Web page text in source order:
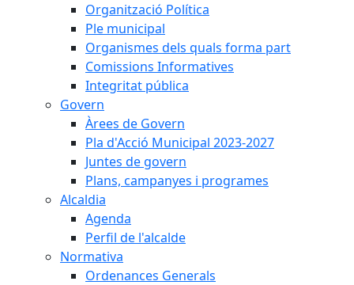
Organització Política
Ple municipal
Organismes dels quals forma part
Comissions Informatives
Integritat pública
Govern
Àrees de Govern
Pla d'Acció Municipal 2023-2027
Juntes de govern
Plans, campanyes i programes
Alcaldia
Agenda
Perfil de l'alcalde
Normativa
Ordenances Generals